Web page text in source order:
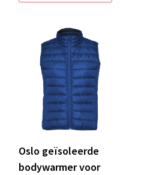
Oslo geïsoleerde
bodywarmer voor